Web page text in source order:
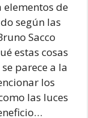
elementos de
según las
Sacco
estas cosas
parece a la
los
las luces